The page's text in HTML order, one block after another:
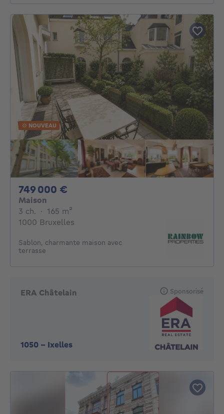
NOUVEAU
749 000 €
Maison
3 ch. 3 chambres
· 165 m²
1000 Bruxelles
Sablon, charmante maison avec
terrasse
ERA Châtelain
1050 - Ixelles
Sponsorisé